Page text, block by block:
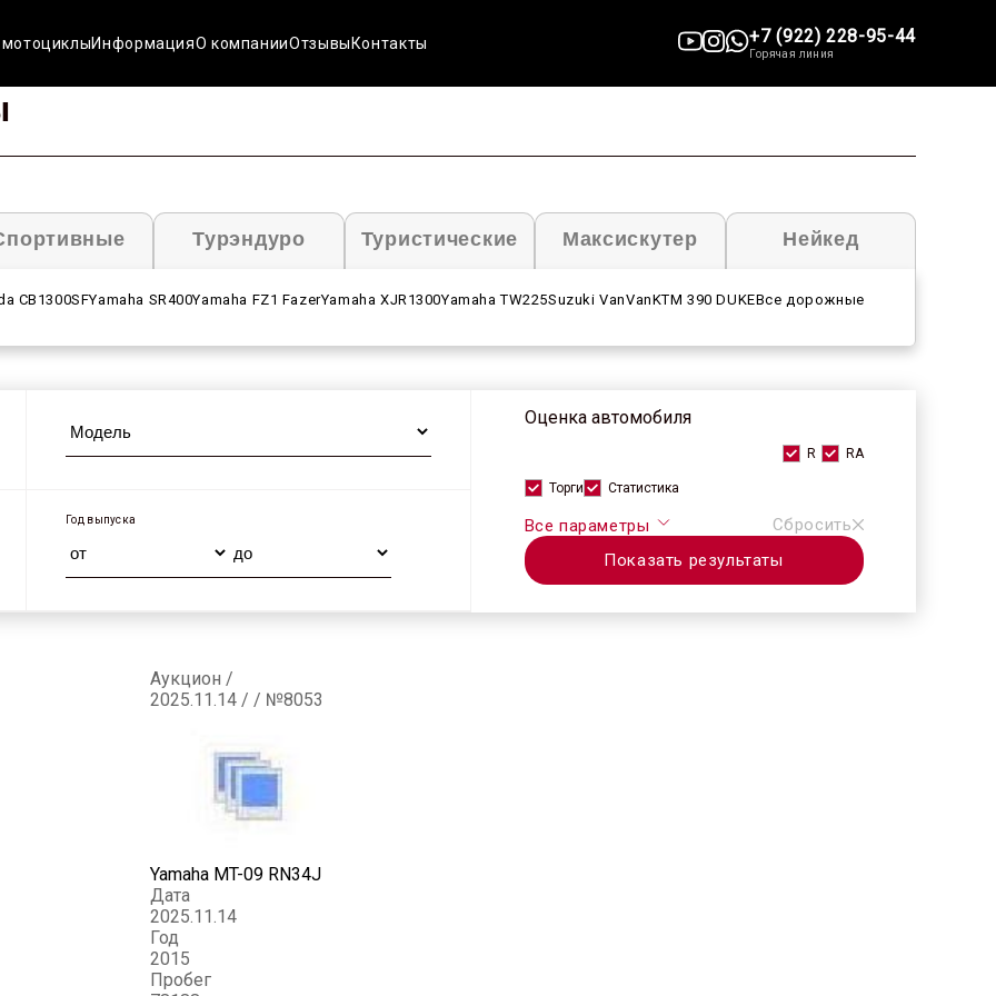
ИнформацияО компанииОтзывы Контакты +7 (922) 228-95-44
Горячая линия
Турэндуро Туристические Максискутер Нейкед
CB1300SFYamaha SR400Yamaha FZ1 FazerYamaha XJR1300Yamaha TW225Suzuki VanVanKTM 390 DUKEВсе дорожные
Год выпуска
Оценка автомобиля
R RA
Торги Статистика
Все параметры
Сбросить
Показать результаты
Аукцион /
2025.11.14 / / №8053
Yamaha MT-09 RN34J
Дата
2025.11.14
Год
2015
Пробег